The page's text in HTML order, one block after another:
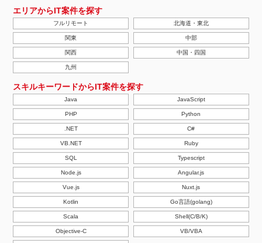
エリアからIT案件を探す
フルリモート 北海道・東北
関東 中部
関西 中国・四国
九州
スキルキーワードからIT案件を探す
Java JavaScript
PHP Python
.NET C#
VB.NET Ruby
SQL Typescript
Node.js Angular.js
Vue.js Nuxt.js
Kotlin Go言語(golang)
Scala Shell(C/B/K)
Objective-C VB/VBA